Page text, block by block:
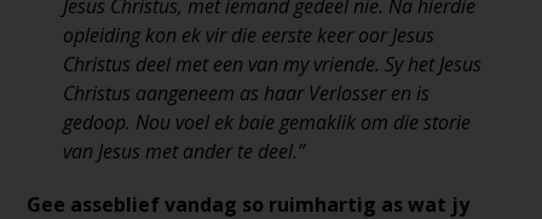
Jesus Christus, met iemand gedeel nie. Na hierdie
opleiding kon ek vir die eerste keer oor Jesus
Christus deel met een van my vriende. Sy het Jesus
Christus aangeneem as haar Verlosser en is
gedoop. Nou voel ek baie gemaklik om die storie
van Jesus met ander te deel.”
Gee asseblief vandag so ruimhartig as wat jy